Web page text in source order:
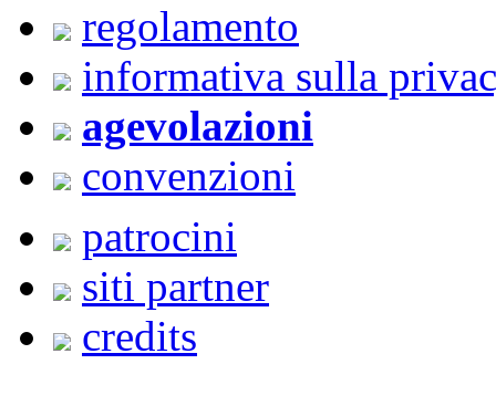
regolamento
informativa sulla
agevolazioni
convenzioni
patrocini
siti partner
credits